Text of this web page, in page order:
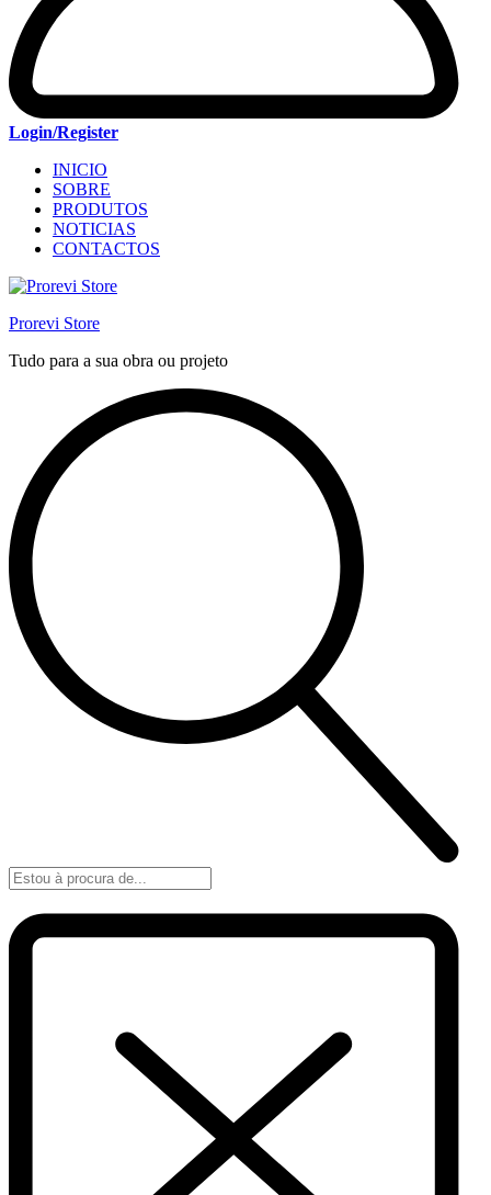
Login/Register
INICIO
SOBRE
PRODUTOS
NOTICIAS
CONTACTOS
Prorevi Store
Tudo para a sua obra ou projeto